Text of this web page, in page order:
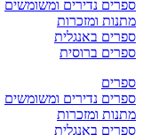
ספרים נדירים ומשומשים
מתנות ומזכרות
ספרים באנגלית
ספרים ברוסית
ספרים
ספרים נדירים ומשומשים
מתנות ומזכרות
ספרים באנגלית